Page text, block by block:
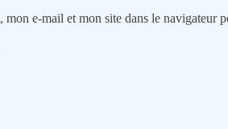
mon e-mail et mon site dans le navigateur